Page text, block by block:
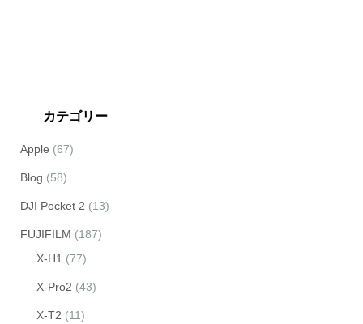
カテゴリー
Apple (67)
Blog (58)
DJI Pocket 2 (13)
FUJIFILM (187)
X-H1 (77)
X-Pro2 (43)
X-T2 (11)